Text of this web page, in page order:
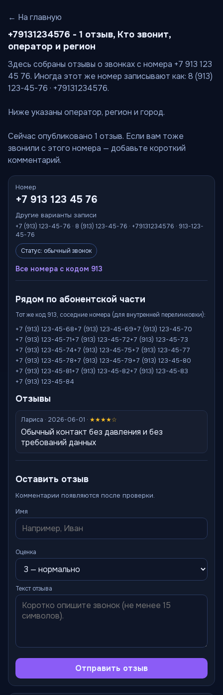
← На главную
+79131234576 - 1 отзыв, Кто звонит,
оператор и регион
Здесь собраны отзывы о звонках с номера +7 913 123
45 76. Иногда этот же номер записывают как: 8 (913)
123-45-76 · +79131234576.
Ниже указаны оператор, регион и город.
Сейчас опубликовано 1 отзыв. Если вам тоже
звонили с этого номера — добавьте короткий
комментарий.
Номер
+7 913 123 45 76
Другие варианты записи
+7 (913) 123-45-76 · 8 (913) 123-45-76 · +79131234576 · 913-123-
45-76
Статус: обычный звонок
Все номера с кодом 913
Рядом по абонентской части
Тот же код 913, соседние номера (для внутренней перелинковки):
+7 (913) 123-45-68+7 (913) 123-45-69+7 (913) 123-45-70
+7 (913) 123-45-71+7 (913) 123-45-72+7 (913) 123-45-73
+7 (913) 123-45-74+7 (913) 123-45-75+7 (913) 123-45-77
+7 (913) 123-45-78+7 (913) 123-45-79+7 (913) 123-45-80
+7 (913) 123-45-81+7 (913) 123-45-82+7 (913) 123-45-83
+7 (913) 123-45-84
Отзывы
Лариса · 2026-06-01 · ★★★★☆
Обычный контакт без давления и без
требований данных
Оставить отзыв
Комментарии появляются после проверки.
Имя
Оценка
Текст отзыва
Отправить отзыв